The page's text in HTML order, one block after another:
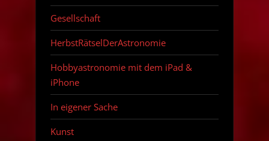
Gesellschaft
HerbstRätselDerAstronomie
Hobbyastronomie mit dem iPad &
iPhone
In eigener Sache
Kunst